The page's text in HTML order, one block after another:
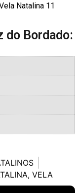
Natalina 11
do Bordado:
, VELA